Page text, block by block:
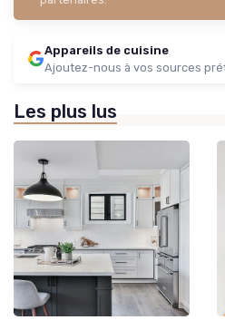
Appareils de cuisine
Ajoutez-nous à vos sources
Les plus lus